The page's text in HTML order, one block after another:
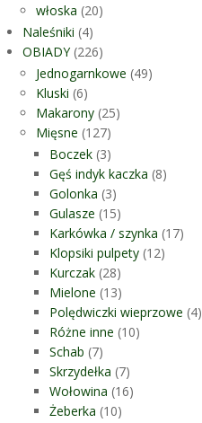
włoska (20)
Naleśniki (4)
OBIADY(226)
Jednogarnkowe (49)
Kluski (6)
Makarony (25)
Mięsne (127)
Boczek (3)
Gęś indyk kaczka (8)
Golonka (3)
Gulasze (15)
Karkówka / szynka (17)
Klopsiki pulpety (12)
Kurczak (28)
Mielone (13)
Polędwiczki wieprzowe (4)
Różne inne (10)
Schab (7)
Skrzydełka (7)
Wołowina (16)
Żeberka (10)